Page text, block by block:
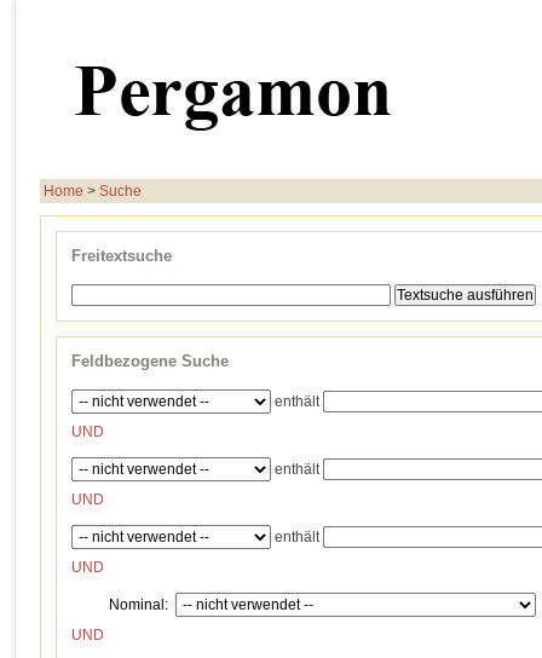
Home > Suche
Freitextsuche
Feldbezogene Suche
enthält
UND
enthält
UND
enthält
UND
Nominal:
UND